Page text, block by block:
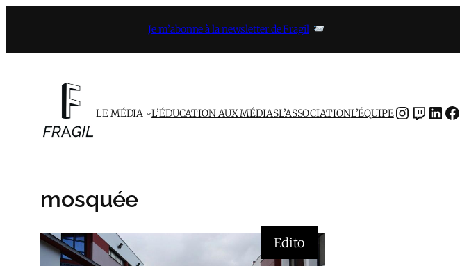
contenu
Je m’abonne à la newsletter de Fragil
LE MÉDIA L’ÉDUCATION AUX MÉDIASL’ASSOCIATIONL’ÉQUIPEINSTAGRAMTWITCH LINKEDIN FACEBOOK
mosquée
Edito